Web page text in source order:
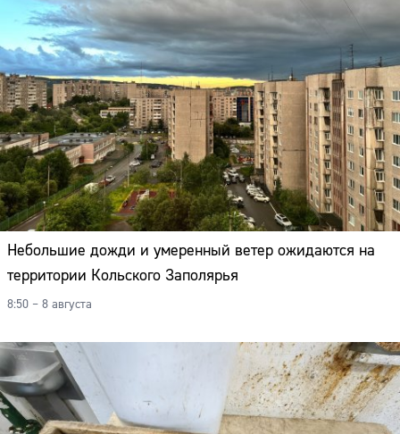
Небольшие дожди и умеренный ветер ожидаются на
территории Кольского Заполярья
8:50 – 8 августа